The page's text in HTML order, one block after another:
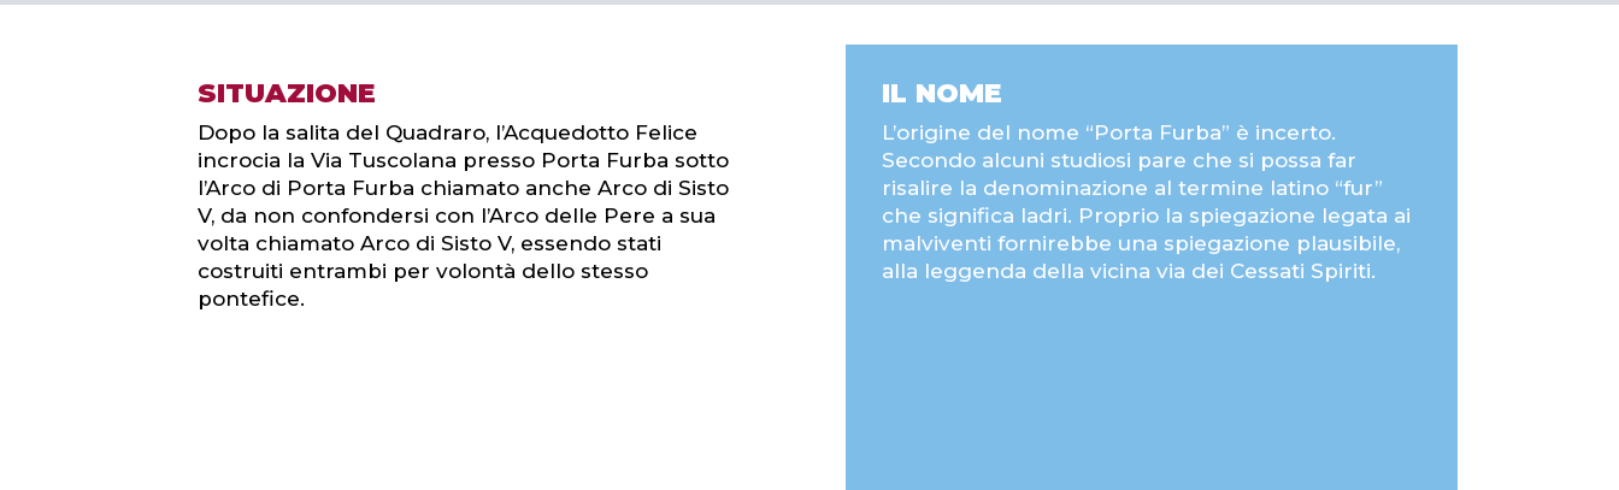
SITUAZIONE
Dopo la salita del Quadraro, l’Acquedotto Felice
incrocia la Via Tuscolana presso Porta Furba sotto
l’Arco di Porta Furba chiamato anche Arco di Sisto
V, da non confondersi con l’Arco delle Pere a sua
volta chiamato Arco di Sisto V, essendo stati
costruiti entrambi per volontà dello stesso
pontefice.
IL NOME
L’origine del nome “Porta Furba” è incerto.
Secondo alcuni studiosi pare che si possa far
risalire la denominazione al termine latino “fur”
che significa ladri. Proprio la spiegazione legata ai
malviventi fornirebbe una spiegazione plausibile,
alla leggenda della vicina via dei Cessati Spiriti.